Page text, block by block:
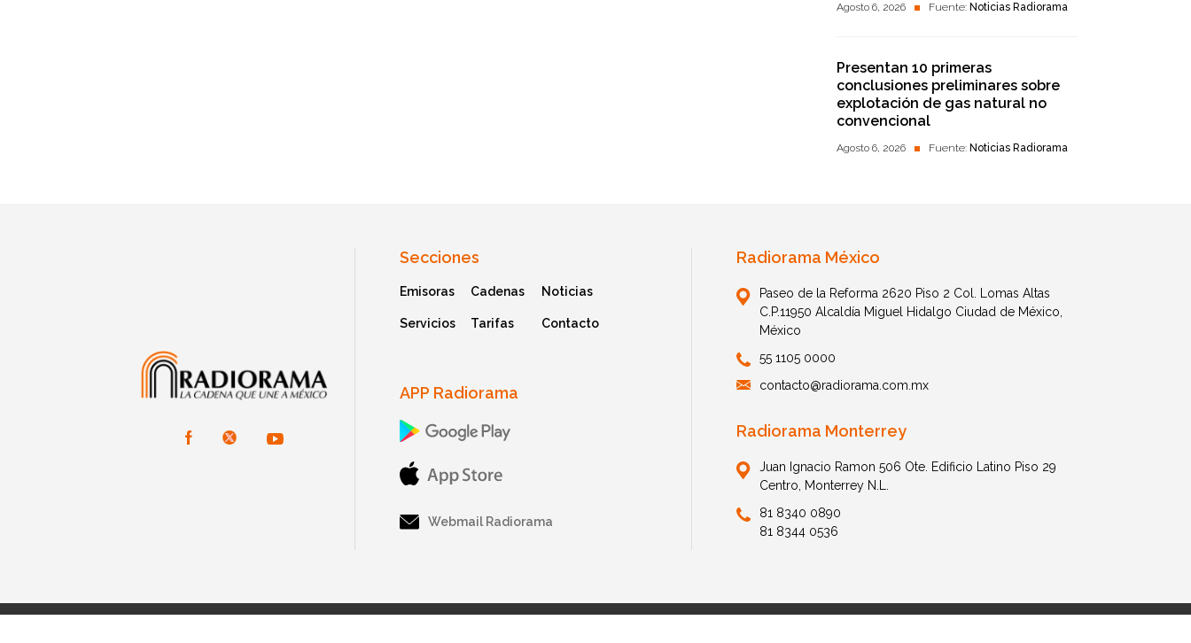
Agosto 6, 2026 Fuente: Noticias Radiorama
Presentan 10 primeras
conclusiones preliminares sobre
explotación de gas natural no
convencional
Agosto 6, 2026 Fuente: Noticias Radiorama
Secciones
Emisoras Cadenas Noticias
Servicios Tarifas Contacto
APP Radiorama
Webmail Radiorama
Radiorama México
Paseo de la Reforma 2620 Piso 2 Col. Lomas Altas
C.P.11950 Alcaldía Miguel Hidalgo Ciudad de México,
México
55 1105 0000
contacto@radiorama.com.mx
Radiorama Monterrey
Juan Ignacio Ramon 506 Ote. Edificio Latino Piso 29
Centro, Monterrey N.L.
81 8340 0890
81 8344 0536